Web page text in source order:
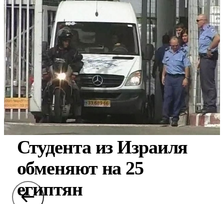
Студента из Израиля
обменяют на 25
египтян